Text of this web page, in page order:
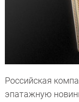
Российская
эпатажную